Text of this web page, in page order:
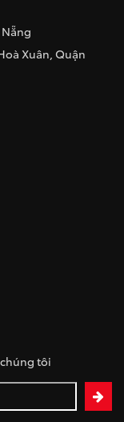
Xuân, Quận
tôi